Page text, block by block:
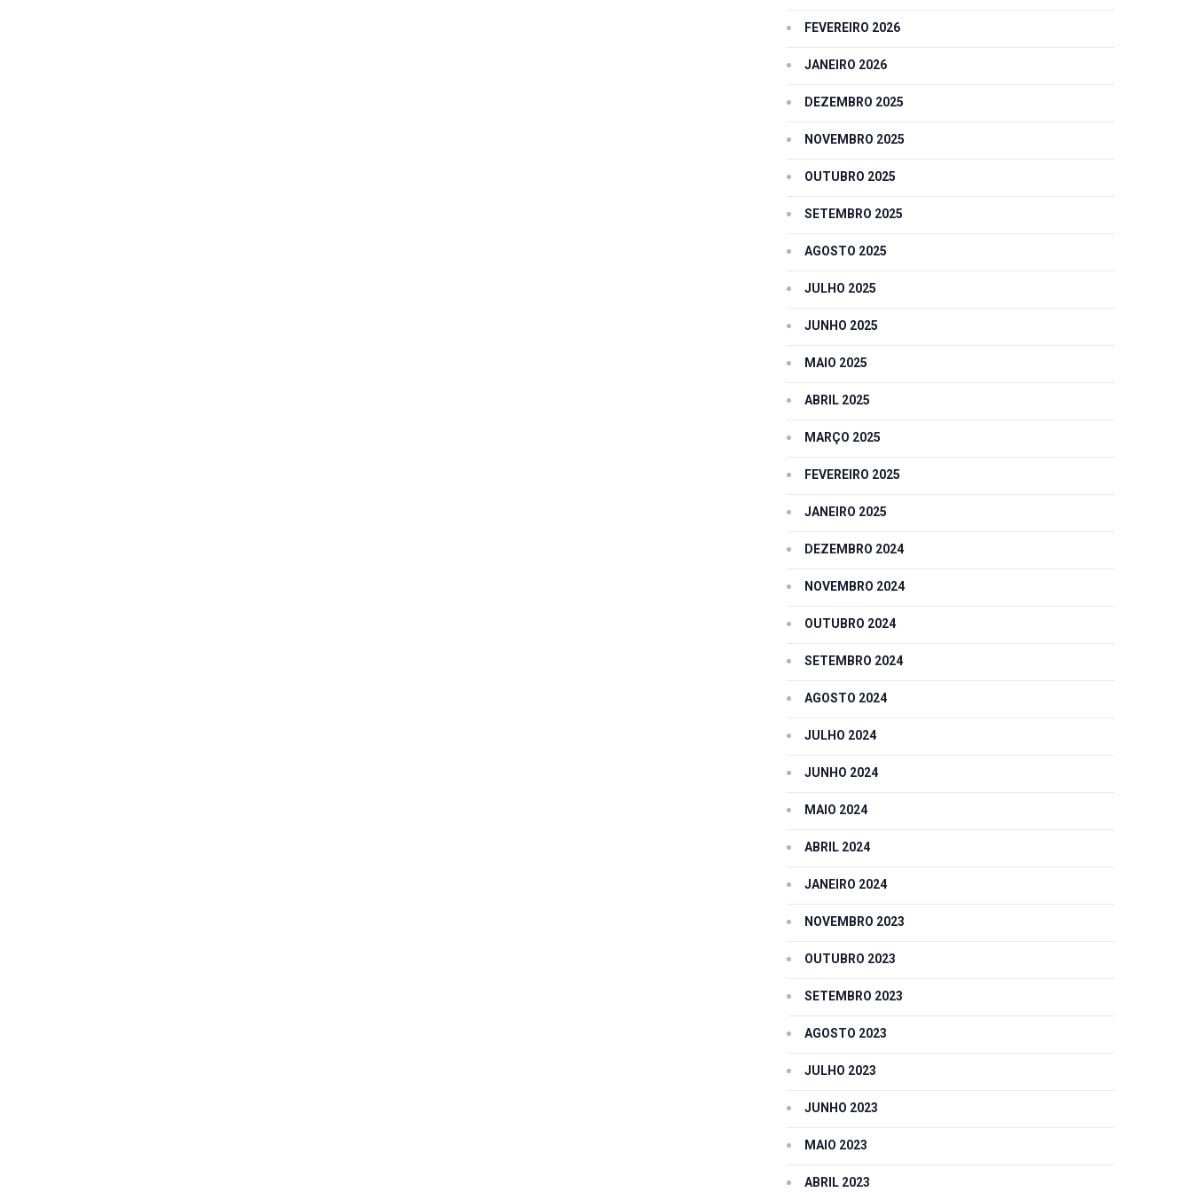
FEVEREIRO 2026
JANEIRO 2026
DEZEMBRO 2025
NOVEMBRO 2025
OUTUBRO 2025
SETEMBRO 2025
AGOSTO 2025
JULHO 2025
JUNHO 2025
MAIO 2025
ABRIL 2025
MARÇO 2025
FEVEREIRO 2025
JANEIRO 2025
DEZEMBRO 2024
NOVEMBRO 2024
OUTUBRO 2024
SETEMBRO 2024
AGOSTO 2024
JULHO 2024
JUNHO 2024
MAIO 2024
ABRIL 2024
JANEIRO 2024
NOVEMBRO 2023
OUTUBRO 2023
SETEMBRO 2023
AGOSTO 2023
JULHO 2023
JUNHO 2023
MAIO 2023
ABRIL 2023